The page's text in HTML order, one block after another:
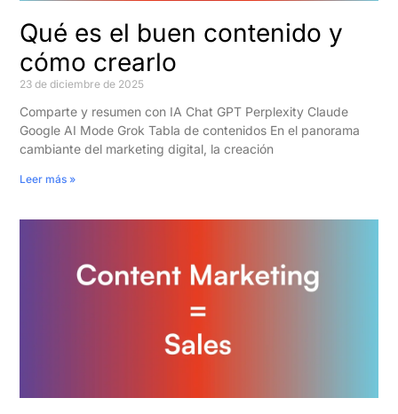
Qué es el buen contenido y
cómo crearlo
23 de diciembre de 2025
Comparte y resumen con IA Chat GPT Perplexity Claude
Google AI Mode Grok Tabla de contenidos En el panorama
cambiante del marketing digital, la creación
Leer más »